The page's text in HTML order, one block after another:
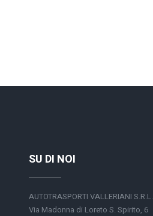
SU DI NOI
AUTOTRASPORTI VALLERIANI S.R.L.
Via Madonna di Loreto S. Spirito, 6